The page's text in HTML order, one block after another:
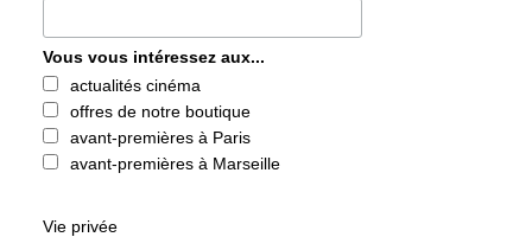
Vous vous intéressez aux...
actualités cinéma
offres de notre boutique
avant-premières à Paris
avant-premières à Marseille
Vie privée